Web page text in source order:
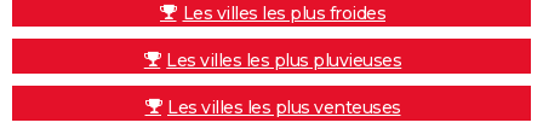
Les villes les plus froides
Les villes les plus pluvieuses
Les villes les plus venteuses